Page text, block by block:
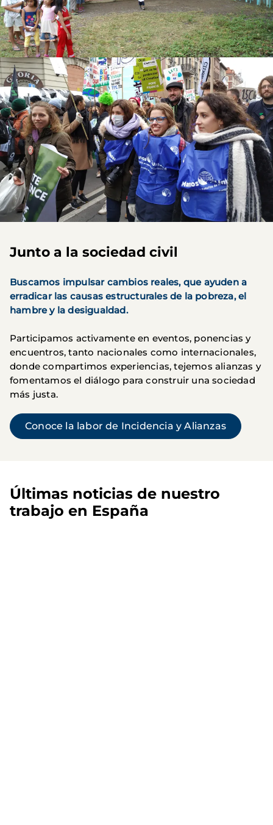
Junto a la sociedad civil
Buscamos impulsar cambios reales, que ayuden a
erradicar las causas estructurales de la pobreza, el
hambre y la desigualdad.
Participamos activamente en eventos, ponencias y
encuentros, tanto nacionales como internacionales,
donde compartimos experiencias, tejemos alianzas y
fomentamos el diálogo para construir una sociedad
más justa.
Conoce la labor de Incidencia y Alianzas
Últimas noticias de nuestro
trabajo en España